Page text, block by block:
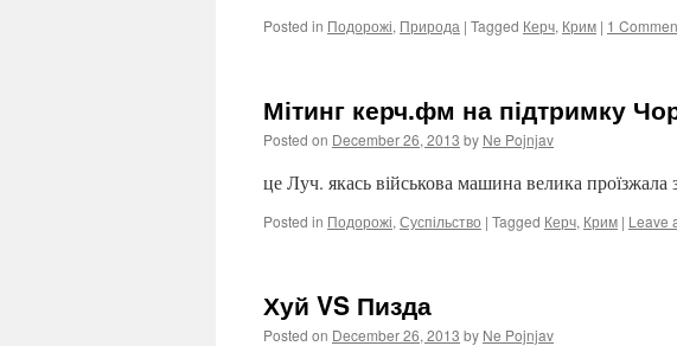
Posted in Подорожі, Природа | Tagged Керч, Крим | 1
Мітинг керч.фм на підтримку
Posted on December 26, 2013 by Ne Pojnjav
це Луч. якась військова машина велика проїзжала
Posted in Подорожі, Суспільство | Tagged Керч, Крим | Leave
Хуй VS Пизда
Posted on December 26, 2013 by Ne Pojnjav